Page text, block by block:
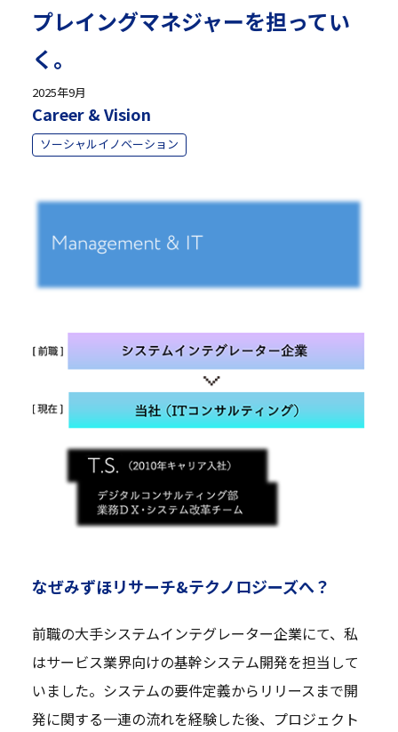
プレイングマネジャーを担ってい
く。
2025年9月
Career & Vision
ソーシャルイノベーション
なぜみずほリサーチ&テクノロジーズへ？
前職の大手システムインテグレーター企業にて、私
はサービス業界向けの基幹システム開発を担当して
いました。システムの要件定義からリリースまで開
発に関する一連の流れを経験した後、プロジェクト